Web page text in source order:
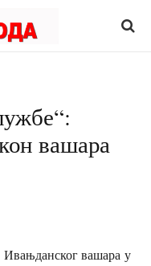
вашара
вашара у